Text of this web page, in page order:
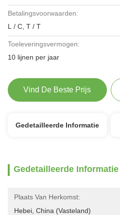
Betalingsvoorwaarden:
L / C, T / T
Toeleveringsvermogen:
10 lijnen per jaar
Vind De Beste Prijs
Gedetailleerde Informatie
Gedetailleerde Informatie
Plaats Van Herkomst:
Hebei, China (Vasteland)